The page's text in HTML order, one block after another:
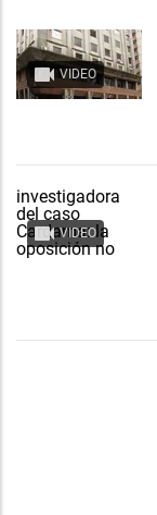
VIDEO
VIDEO